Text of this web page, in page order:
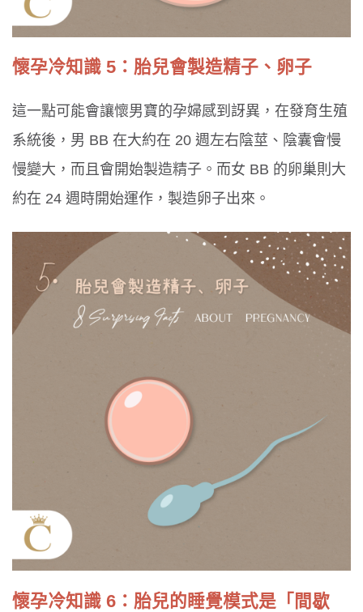
懷孕冷知識 5：胎兒會製造精子、卵子
這一點可能會讓懷男寶的孕婦感到訝異，在發育生殖
系統後，男 BB 在大約在 20 週左右陰莖、陰囊會慢
慢變大，而且會開始製造精子。而女 BB 的卵巢則大
約在 24 週時開始運作，製造卵子出來。
懷孕冷知識 6：胎兒的睡覺模式是「間歇